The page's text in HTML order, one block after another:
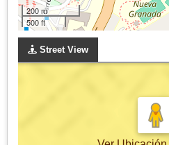
200 m
500 ft
Street View